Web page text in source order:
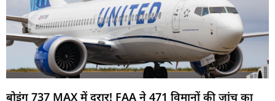
बोइंग 737 MAX में दरार! FAA ने 471 विमानों की जांच का